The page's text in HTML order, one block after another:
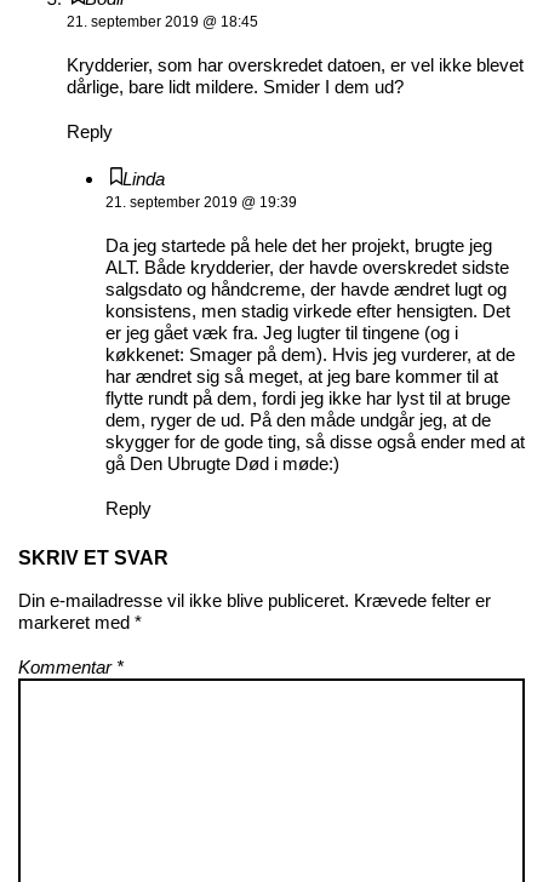
21. september 2019 @ 18:45
Krydderier, som har overskredet datoen, er vel ikke blevet
dårlige, bare lidt mildere. Smider I dem ud?
Reply
Linda
21. september 2019 @ 19:39
Da jeg startede på hele det her projekt, brugte jeg
ALT. Både krydderier, der havde overskredet sidste
salgsdato og håndcreme, der havde ændret lugt og
konsistens, men stadig virkede efter hensigten. Det
er jeg gået væk fra. Jeg lugter til tingene (og i
køkkenet: Smager på dem). Hvis jeg vurderer, at de
har ændret sig så meget, at jeg bare kommer til at
flytte rundt på dem, fordi jeg ikke har lyst til at bruge
dem, ryger de ud. På den måde undgår jeg, at de
skygger for de gode ting, så disse også ender med at
gå Den Ubrugte Død i møde:)
Reply
SKRIV ET SVAR
Din e-mailadresse vil ikke blive publiceret. Krævede felter er
markeret med *
Kommentar *